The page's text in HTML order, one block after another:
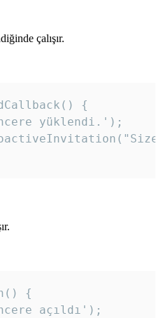
çalışır.
{
yüklendi.');
{
açıldı');